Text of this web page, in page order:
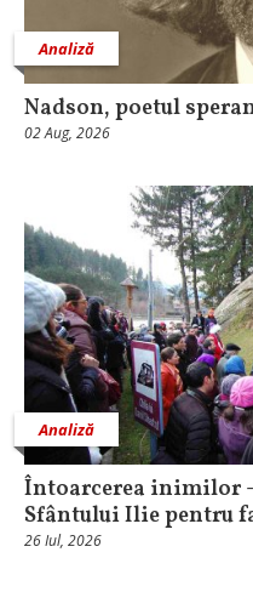
Analiză
Nadson, poetul
02 Aug, 2026
Analiză
Întoarcerea inimilor
Sfântului Ilie pentru
26 Iul, 2026